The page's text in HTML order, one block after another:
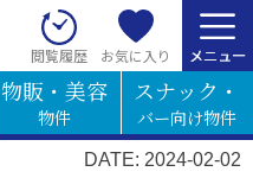
閲覧履歴 お気に入り
物販・美容
物件
スナック・
バー向け物件
DATE: 2024-02-02